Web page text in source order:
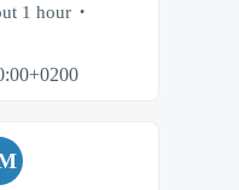
1 hour